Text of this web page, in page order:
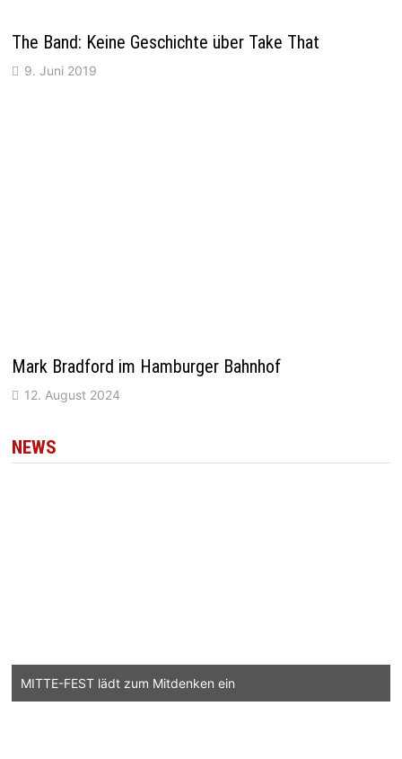
The Band: Keine Geschichte über Take That
9. Juni 2019
Mark Bradford im Hamburger Bahnhof
12. August 2024
NEWS
MITTE-FEST lädt zum Mitdenken ein